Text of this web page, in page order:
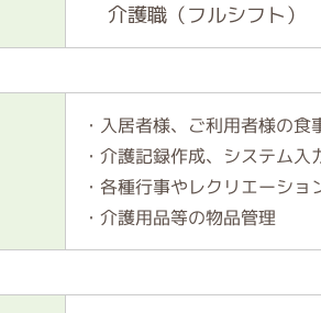
介護職（フルシフト）
・入居者様、ご利用者様の
・介護記録作成、システム入
・各種行事やレクリエーショ
・介護用品等の物品管理